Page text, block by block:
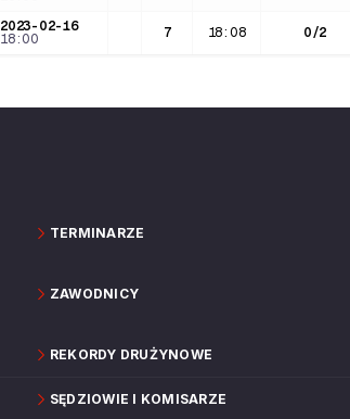
2023-02-16
18:00
7 18:08 0/2
TERMINARZE
ZAWODNICY
REKORDY DRUŻYNOWE
SĘDZIOWIE I KOMISARZE